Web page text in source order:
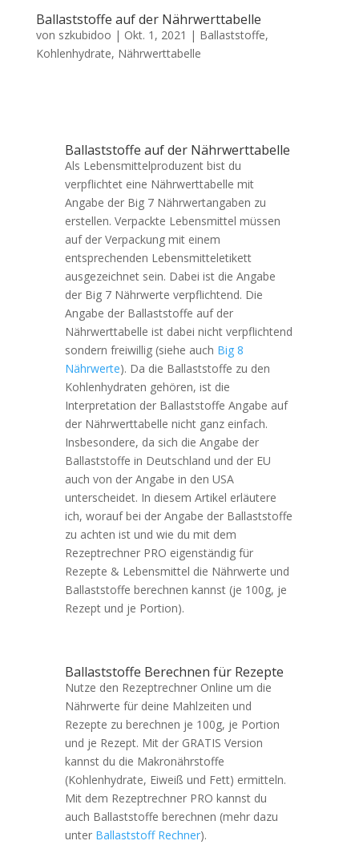
Ballaststoffe auf der Nährwerttabelle
von szkubidoo | Okt. 1, 2021 | Ballaststoffe,
Kohlenhydrate, Nährwerttabelle
Ballaststoffe auf der Nährwerttabelle
Als Lebensmittelproduzent bist du
verpflichtet eine Nährwerttabelle mit
Angabe der Big 7 Nährwertangaben zu
erstellen. Verpackte Lebensmittel müssen
auf der Verpackung mit einem
entsprechenden Lebensmitteletikett
ausgezeichnet sein. Dabei ist die Angabe
der Big 7 Nährwerte verpflichtend. Die
Angabe der Ballaststoffe auf der
Nährwerttabelle ist dabei nicht verpflichtend
sondern freiwillig (siehe auch Big 8
Nährwerte). Da die Ballaststoffe zu den
Kohlenhydraten gehören, ist die
Interpretation der Ballaststoffe Angabe auf
der Nährwerttabelle nicht ganz einfach.
Insbesondere, da sich die Angabe der
Ballaststoffe in Deutschland und der EU
auch von der Angabe in den USA
unterscheidet. In diesem Artikel erläutere
ich, worauf bei der Angabe der Ballaststoffe
zu achten ist und wie du mit dem
Rezeptrechner PRO eigenständig für
Rezepte & Lebensmittel die Nährwerte und
Ballaststoffe berechnen kannst (je 100g, je
Rezept und je Portion).
Ballaststoffe Berechnen für Rezepte
Nutze den Rezeptrechner Online um die
Nährwerte für deine Mahlzeiten und
Rezepte zu berechnen je 100g, je Portion
und je Rezept. Mit der GRATIS Version
kannst du die Makronährstoffe
(Kohlenhydrate, Eiweiß und Fett) ermitteln.
Mit dem Rezeptrechner PRO kannst du
auch Ballaststoffe berechnen (mehr dazu
unter Ballaststoff Rechner).